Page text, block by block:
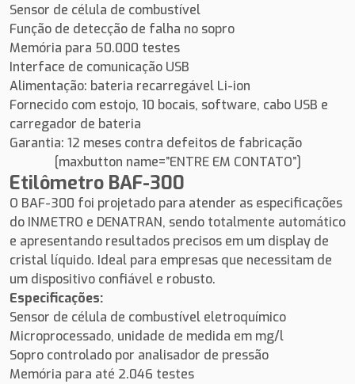
Sensor de célula de combustível
Função de detecção de falha no sopro
Memória para 50.000 testes
Interface de comunicação USB
Alimentação: bateria recarregável Li-ion
Fornecido com estojo, 10 bocais, software, cabo USB e
carregador de bateria
Garantia: 12 meses contra defeitos de fabricação
[maxbutton name=”ENTRE EM CONTATO”]
Etilômetro BAF-300
O BAF-300 foi projetado para atender as especificações
do INMETRO e DENATRAN, sendo totalmente automático
e apresentando resultados precisos em um display de
cristal líquido. Ideal para empresas que necessitam de
um dispositivo confiável e robusto.
Especificações:
Sensor de célula de combustível eletroquímico
Microprocessado, unidade de medida em mg/l
Sopro controlado por analisador de pressão
Memória para até 2.046 testes